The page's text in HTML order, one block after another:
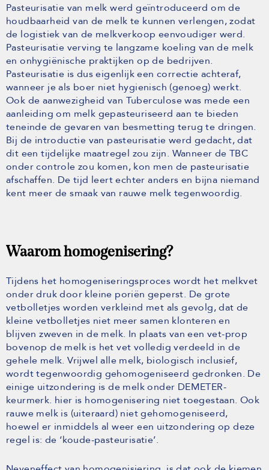
Pasteurisatie van melk werd geïntroduceerd om de
houdbaarheid van de melk te kunnen verlengen, zodat
de logistiek van de melkverkoop eenvoudiger werd.
Pasteurisatie verving te langzame koeling van de melk
en onhygiënische praktijken op de bedrijven.
Pasteurisatie is dus eigenlijk een correctie achteraf,
wanneer je als boer niet hygienisch (genoeg) werkt.
Ook de aanwezigheid van Tuberculose was mede een
aanleiding om melk gepasteuriseerd aan te bieden
teneinde de gevaren van besmetting terug te dringen.
Bij de introductie van pasteurisatie werd gedacht, dat
dit een tijdelijke maatregel zou zijn. Wanneer de TBC
onder controle zou komen, kon men de pasteurisatie
afschaffen. De tijd leert echter anders en bijna niemand
kent meer de smaak van rauwe melk tegenwoordig.
Waarom homogenisering?
Tijdens het homogeniseringsproces wordt het melkvet
onder druk door kleine poriën geperst. De grote
vetbolletjes worden verkleind met als gevolg, dat de
kleine vetbolletjes niet meer samen klonteren en
blijven zweven in de melk. In plaats van een vet-prop
bovenop de melk is het vet volledig verdeeld in de
gehele melk. Vrijwel alle melk, biologisch inclusief,
wordt tegenwoordig gehomogeniseerd gedronken. De
einige uitzondering is de melk onder DEMETER-
keurmerk. hier is homogenisering niet toegestaan. Ook
rauwe melk is (uiteraard) niet gehomogeniseerd,
hoewel er inmiddels al weer een uitzondering op deze
regel is: de ‘koude-pasteurisatie’.